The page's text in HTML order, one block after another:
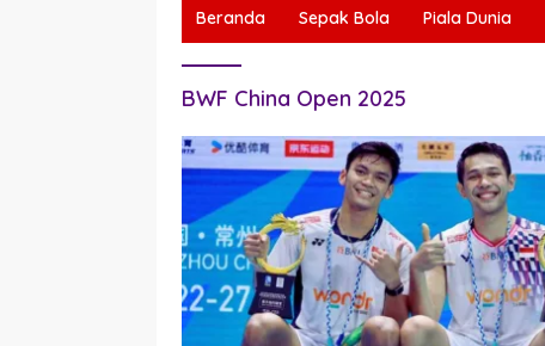
Beranda Sepak Bola Piala Dunia
BWF China Open 2025